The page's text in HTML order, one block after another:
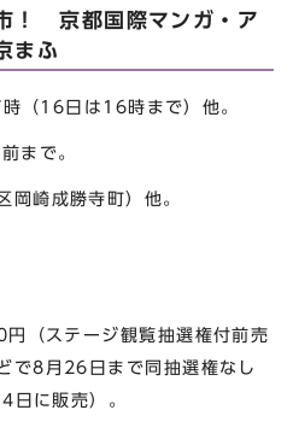
！ 京都国際マンガ・ア
まふ
16日は16時まで）他。
で。
崎成勝寺町）他。
（ステージ観覧抽選権付前売
で8月26日まで同抽選権なし
に販売）。